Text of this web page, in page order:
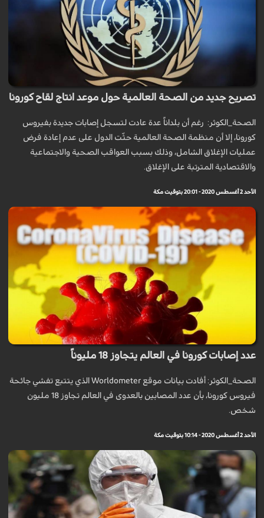
تصريح جديد من الصحة العالمية حول موعد انتاج لقاح كورونا
الصحة_الكوثر: رغم أن بلداناً عدة عادت لتسجل إصابات جديدة بفيروس
كورونا، إلا أن منظمة الصحة العالمية حثّت الدول على عدم إعادة فرض
عمليات الإغلاق الشامل، وذلك بسبب العواقب الصحية والاجتماعية
والاقتصادية المترتبة على الإغلاق.
الأحد 2 أغسطس 2020 - 20:01 بتوقيت مكة
عدد إصابات كورونا في العالم يتجاوز 18 مليوناً
الصحة_الكوثر: أفادت بيانات موقع Worldometer الذي يتتبع تفشي جائحة
فيروس كورونا، بأن عدد المصابين بالعدوى في العالم تجاوز 18 مليون
شخص.
الأحد 2 أغسطس 2020 - 10:14 بتوقيت مكة